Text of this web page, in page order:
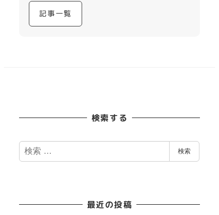
記事一覧
検索する
検
索
検索
最近の投稿